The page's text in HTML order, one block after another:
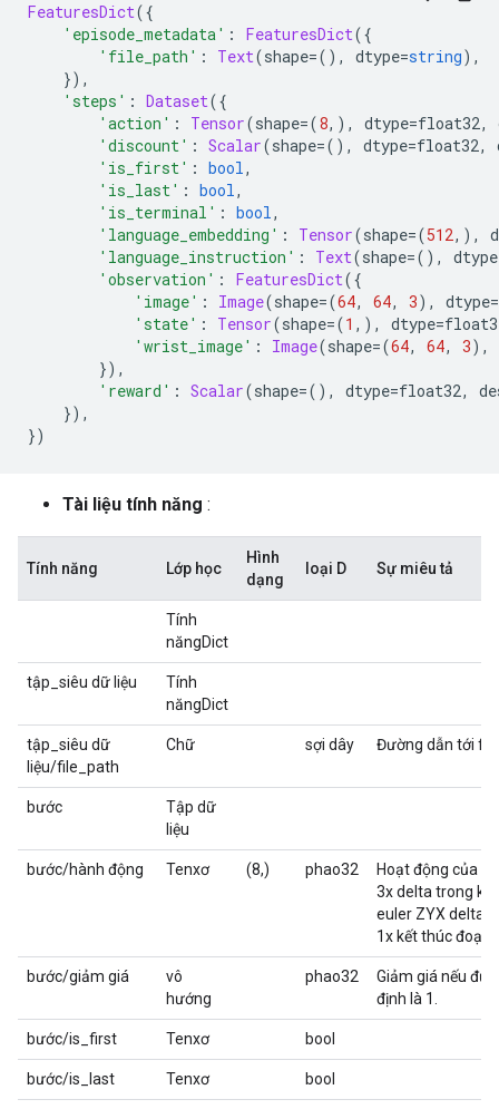
FeaturesDict({
'episode_metadata' : FeaturesDict({
'file_path' : Text(shape=(), dtype=string),
}),
'steps' : Dataset({
'action' : Tensor(shape=(8,), dtype=float32,
'discount' : Scalar(shape=(), dtype=float32,
'is_first' : bool,
'is_last' : bool,
'is_terminal' : bool,
'language_embedding' : Tensor(shape=(512,),
'language_instruction' : Text(shape=(), dtype
'observation' : FeaturesDict({
'image' : Image(shape=(64, 64, 3), dtype=
'state' : Tensor(shape=(1 ,), dtype=
'wrist_image' : Image(shape=(64, 64, 3),
}),
'reward' : Scalar(shape=(), dtype=float32,
}),
})
Tài liệu tính năng :
Tính năng Lớp học
Hình
dạng
loại D Sự miêu tả
Tính
năngDict
tập_siêu dữ liệu
Tính
năngDict
tập_siêu dữ
liệu/file_path
Chữ sợi dây Đường dẫn tới
bước
Tập dữ
liệu
bước/hành động Tenxơ (8,) phao32
Hoạt động của
3x delta trong
euler ZYX delta,
1x kết thúc đoạn.
bước/giảm giá
vô
hướng
phao32
Giảm giá nếu
định là 1.
bước/is_first Tenxơ bool
bước/is_last Tenxơ bool